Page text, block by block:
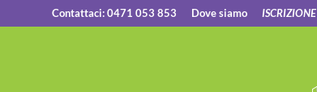
Contattaci: 0471 053 853 Dove siamo ISCRIZIONE